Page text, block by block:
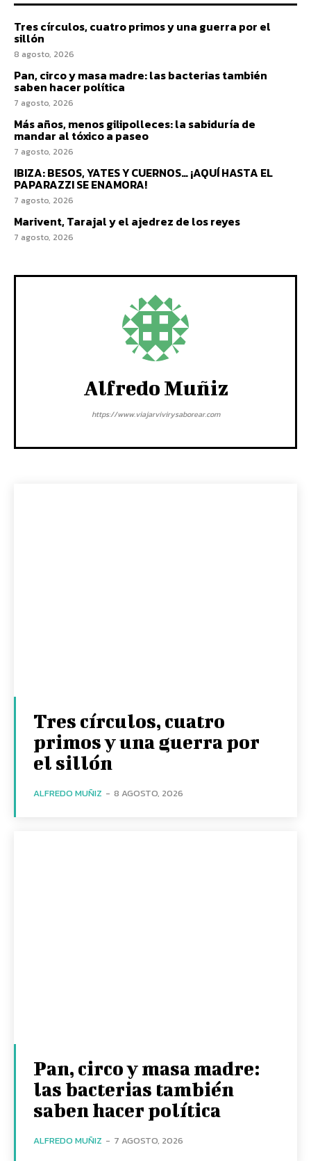
Tres círculos, cuatro primos y una guerra por el
sillón
8 agosto, 2026
Pan, circo y masa madre: las bacterias también
saben hacer política
7 agosto, 2026
Más años, menos gilipolleces: la sabiduría de
mandar al tóxico a paseo
7 agosto, 2026
IBIZA: BESOS, YATES Y CUERNOS… ¡AQUÍ HASTA EL
PAPARAZZI SE ENAMORA!
7 agosto, 2026
Marivent, Tarajal y el ajedrez de los reyes
7 agosto, 2026
Alfredo Muñiz
https://www.viajarvivirysaborear.com
Tres círculos, cuatro
primos y una guerra por
el sillón
ALFREDO MUÑIZ - 8 AGOSTO, 2026
Pan, circo y masa madre:
las bacterias también
saben hacer política
ALFREDO MUÑIZ - 7 AGOSTO, 2026